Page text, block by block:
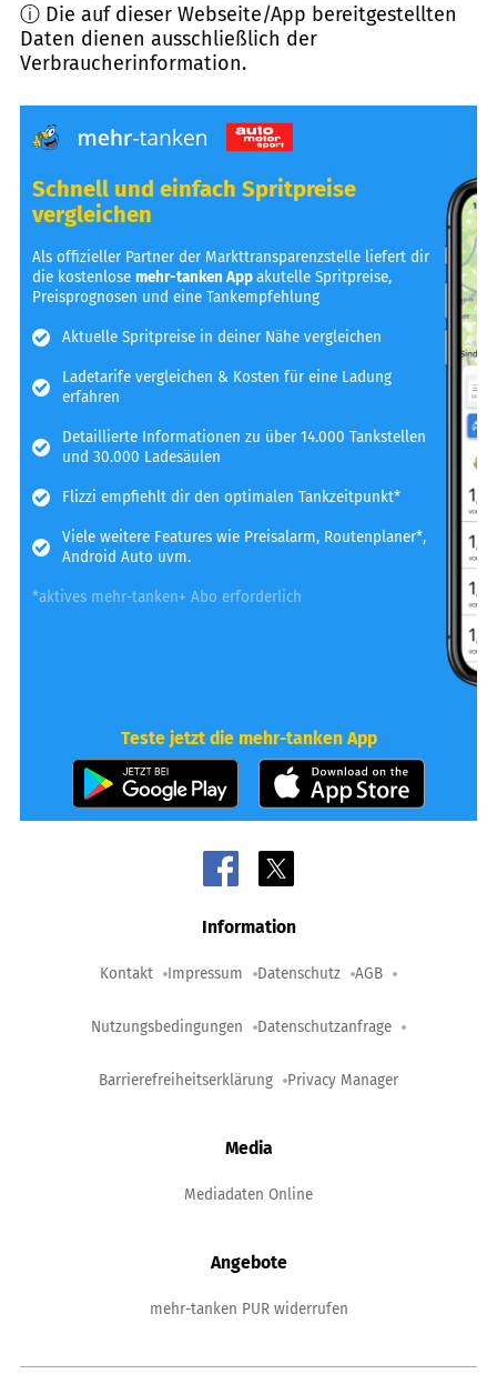
ⓘ Die auf dieser Webseite/App bereitgestellten
Daten dienen ausschließlich der
Verbraucherinformation.
Schnell und einfach Spritpreise
vergleichen
Als offizieller Partner der Markttransparenzstelle liefert dir
die kostenlosemehr-tanken Appakutelle Spritpreise,
Preisprognosen und eine Tankempfehlung
Aktuelle Spritpreise in deiner Nähe vergleichen
Ladetarife vergleichen & Kosten für eine Ladung
erfahren
Detaillierte Informationen zu über 14.000 Tankstellen
und 30.000 Ladesäulen
Flizzi empfiehlt dir den optimalen Tankzeitpunkt*
Viele weitere Features wie Preisalarm, Routenplaner*,
Android Auto uvm.
*aktives mehr-tanken+ Abo erforderlich
Teste jetzt die mehr-tanken App
Information
Kontakt Impressum Datenschutz AGB
Nutzungsbedingungen Datenschutzanfrage
Barrierefreiheitserklärung Privacy Manager
Media
Mediadaten Online
Angebote
mehr-tanken PUR widerrufen